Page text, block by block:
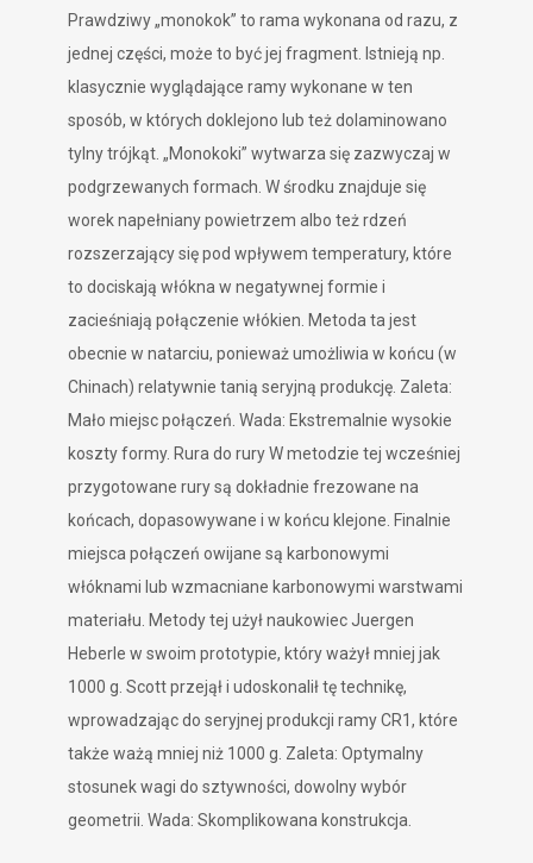
Prawdziwy „monokok” to rama wykonana od razu, z
jednej części, może to być jej fragment. Istnieją np.
klasycznie wyglądające ramy wykonane w ten
sposób, w których doklejono lub też dolaminowano
tylny trójkąt. „Monokoki” wytwarza się zazwyczaj w
podgrzewanych formach. W środku znajduje się
worek napełniany powietrzem albo też rdzeń
rozszerzający się pod wpływem temperatury, które
to dociskają włókna w negatywnej formie i
zacieśniają połączenie włókien. Metoda ta jest
obecnie w natarciu, ponieważ umożliwia w końcu (w
Chinach) relatywnie tanią seryjną produkcję. Zaleta:
Mało miejsc połączeń. Wada: Ekstremalnie wysokie
koszty formy. Rura do rury W metodzie tej wcześniej
przygotowane rury są dokładnie frezowane na
końcach, dopasowywane i w końcu klejone. Finalnie
miejsca połączeń owijane są karbonowymi
włóknami lub wzmacniane karbonowymi warstwami
materiału. Metody tej użył naukowiec Juergen
Heberle w swoim prototypie, który ważył mniej jak
1000 g. Scott przejął i udoskonalił tę technikę,
wprowadzając do seryjnej produkcji ramy CR1, które
także ważą mniej niż 1000 g. Zaleta: Optymalny
stosunek wagi do sztywności, dowolny wybór
geometrii. Wada: Skomplikowana konstrukcja.